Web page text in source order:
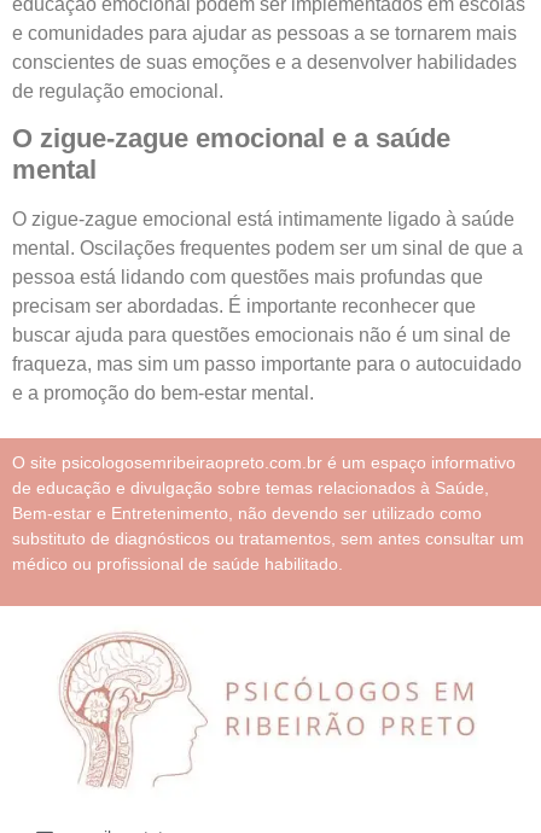
e comunidades para ajudar as pessoas a se tornarem mais
conscientes de suas emoções e a desenvolver habilidades
de regulação emocional.
O zigue-zague emocional e a saúde
mental
O zigue-zague emocional está intimamente ligado à saúde
mental. Oscilações frequentes podem ser um sinal de que a
pessoa está lidando com questões mais profundas que
precisam ser abordadas. É importante reconhecer que
buscar ajuda para questões emocionais não é um sinal de
fraqueza, mas sim um passo importante para o autocuidado
e a promoção do bem-estar mental.
O site psicologosemribeiraopreto.com.br é um espaço informativo
de educação e divulgação sobre temas relacionados à Saúde,
Bem-estar e Entretenimento, não devendo ser utilizado como
substituto de diagnósticos ou tratamentos, sem antes consultar um
médico ou profissional de saúde habilitado.